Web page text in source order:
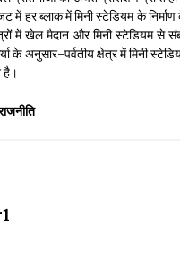
में हर ब्लाक में मिनी स्टेडियम के
में खेल मैदान और मिनी स्टेडियम से
के अनुसार-पर्वतीय क्षेत्र में मिनी
है।